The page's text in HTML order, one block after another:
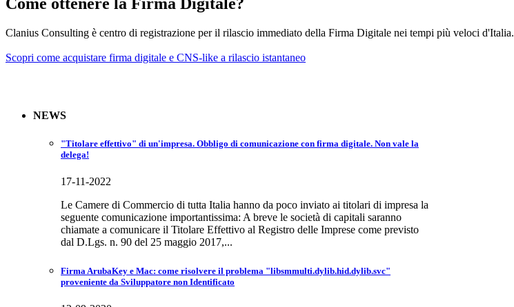
Clanius Consulting è centro di registrazione per il rilascio immediato della Firma Digitale nei tempi più veloci d'Italia.
Scopri come acquistare firma digitale e CNS-like a rilascio istantaneo
NEWS
"Titolare effettivo" di un'impresa. Obbligo di comunicazione con firma digitale. Non vale la
delega!
17-11-2022
Le Camere di Commercio di tutta Italia hanno da poco inviato ai titolari di impresa la
seguente comunicazione importantissima: A breve le società di capitali saranno
chiamate a comunicare il Titolare Effettivo al Registro delle Imprese come previsto
dal D.Lgs. n. 90 del 25 maggio 2017,...
Firma ArubaKey e Mac: come risolvere il problema "libsmmulti.dylib.hid.dylib.svc"
proveniente da Sviluppatore non Identificato